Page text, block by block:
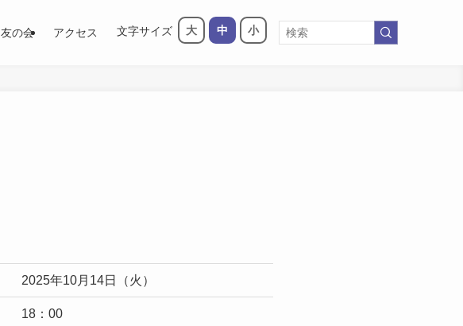
友の会 アクセス 文字サイズ 大 中 小
2025年10月14日（火）
18：00